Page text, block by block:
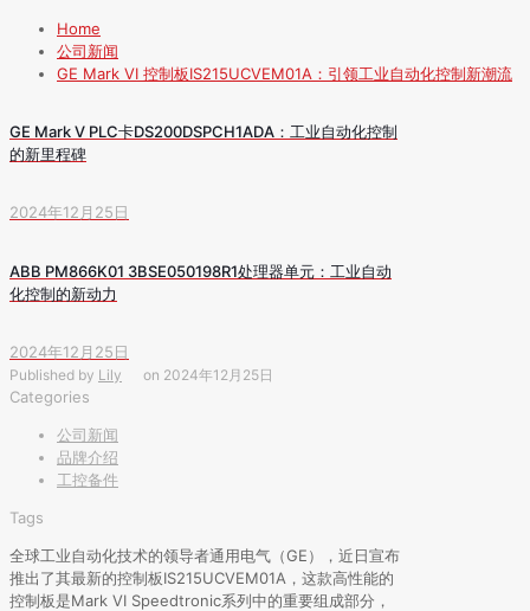
Home
公司新闻
GE Mark VI 控制板IS215UCVEM01A：引领工业自动化控制新潮流
GE Mark V PLC卡DS200DSPCH1ADA：工业自动化控制
的新里程碑
2024年12月25日
ABB PM866K01 3BSE050198R1处理器单元：工业自动
化控制的新动力
2024年12月25日
Published by Lily on 2024年12月25日
Categories
公司新闻
品牌介绍
工控备件
Tags
全球工业自动化技术的领导者通用电气（GE），近日宣布
推出了其最新的控制板IS215UCVEM01A，这款高性能的
控制板是Mark VI Speedtronic系列中的重要组成部分，